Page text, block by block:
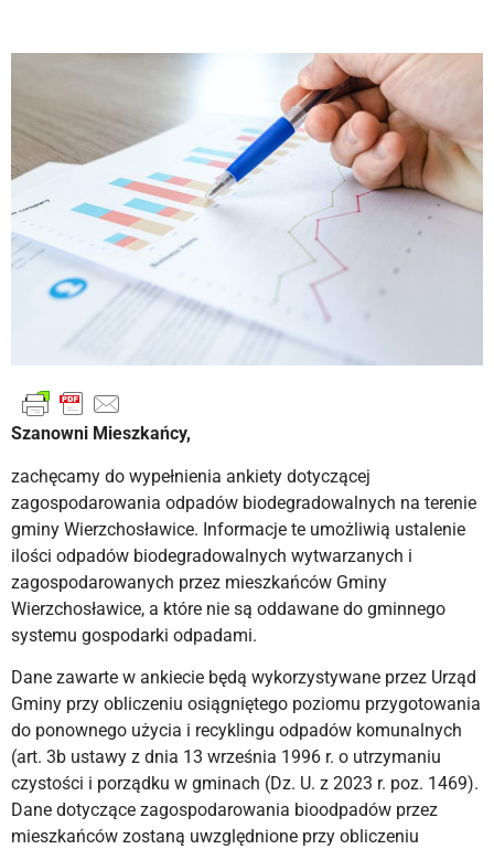
Szanowni Mieszkańcy,
zachęcamy do wypełnienia ankiety dotyczącej
zagospodarowania odpadów biodegradowalnych na terenie
gminy Wierzchosławice. Informacje te umożliwią ustalenie
ilości odpadów biodegradowalnych wytwarzanych i
zagospodarowanych przez mieszkańców Gminy
Wierzchosławice, a które nie są oddawane do gminnego
systemu gospodarki odpadami.
Dane zawarte w ankiecie będą wykorzystywane przez Urząd
Gminy przy obliczeniu osiągniętego poziomu przygotowania
do ponownego użycia i recyklingu odpadów komunalnych
(art. 3b ustawy z dnia 13 września 1996 r. o utrzymaniu
czystości i porządku w gminach (Dz. U. z 2023 r. poz. 1469).
Dane dotyczące zagospodarowania bioodpadów przez
mieszkańców zostaną uwzględnione przy obliczeniu